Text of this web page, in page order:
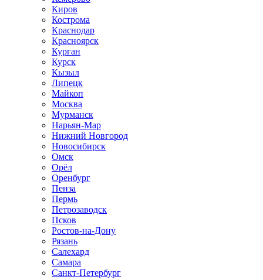
Киров
Кострома
Краснодар
Красноярск
Курган
Курск
Кызыл
Липецк
Майкоп
Москва
Мурманск
Нарьян-Мар
Нижний Новгород
Новосибирск
Омск
Орёл
Оренбург
Пенза
Пермь
Петрозаводск
Псков
Ростов-на-Дону
Рязань
Салехард
Самара
Санкт-Петербург